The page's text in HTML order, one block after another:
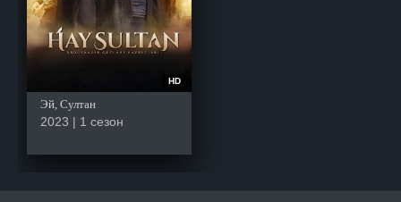
HD
Эй, Султан
2023 | 1 сезон